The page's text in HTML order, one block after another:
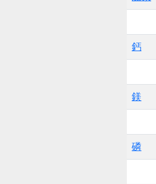
鈣
鎂
磷